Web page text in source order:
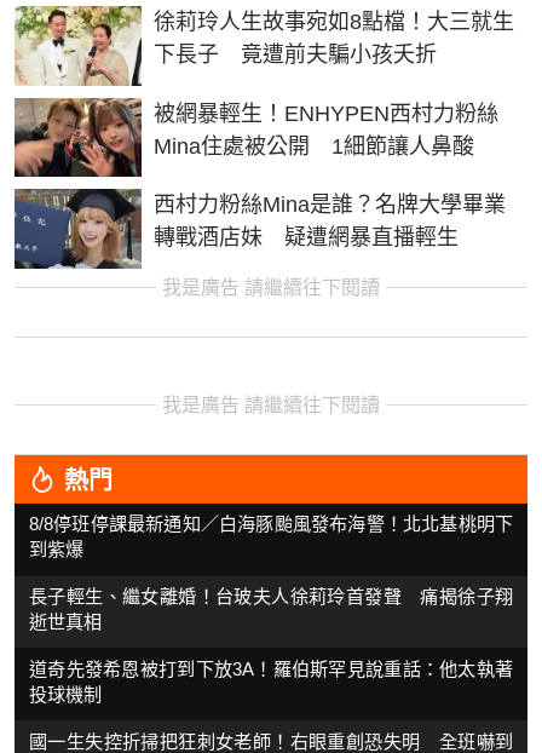
徐莉玲人生故事宛如8點檔！大三就生
下長子 竟遭前夫騙小孩夭折
被網暴輕生！ENHYPEN西村力粉絲
Mina住處被公開 1細節讓人鼻酸
西村力粉絲Mina是誰？名牌大學畢業
轉戰酒店妹 疑遭網暴直播輕生
我是廣告 請繼續往下閱讀
我是廣告 請繼續往下閱讀
熱門
8/8停班停課最新通知／白海豚颱風發布海警！北北基桃明下
到紫爆
長子輕生、繼女離婚！台玻夫人徐莉玲首發聲 痛揭徐子翔
逝世真相
道奇先發希恩被打到下放3A！羅伯斯罕見說重話：他太執著
投球機制
國一生失控折掃把狂刺女老師！右眼重創恐失明 全班嚇到